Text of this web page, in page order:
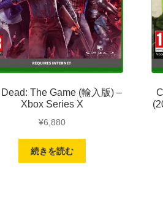
The Game (輸入版) –
Xbox Series X
¥6,880
続きを読む